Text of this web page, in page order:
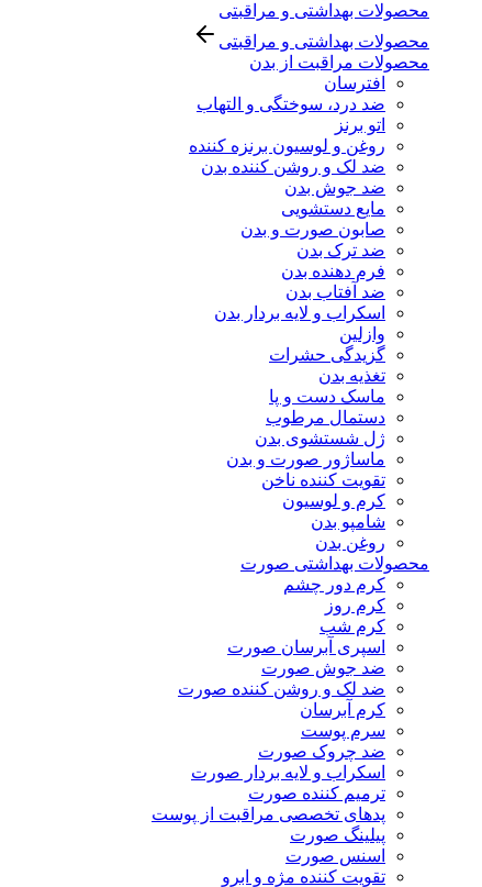
محصولات بهداشتی و مراقبتی
محصولات بهداشتی و مراقبتی
محصولات مراقبت از بدن
افترسان
ضد درد، سوختگی و التهاب
اتو برنز
روغن و لوسیون برنزه کننده
ضد لک و روشن کننده بدن
ضد جوش بدن
مایع دستشویی
صابون صورت و بدن
ضد ترک بدن
فرم دهنده بدن
ضد آفتاب بدن
اسکراب و لایه بردار بدن
وازلین
گزیدگی حشرات
تغذیه بدن
ماسک دست و پا
دستمال مرطوب
ژل شستشوی بدن
ماساژور صورت و بدن
تقویت کننده ناخن
کرم و لوسیون
شامپو بدن
روغن بدن
محصولات بهداشتی صورت
کرم دور چشم
کرم روز
کرم شب
اسپری آبرسان صورت
ضد جوش صورت
ضد لک و روشن کننده صورت
کرم آبرسان
سرم پوست
ضد چروک صورت
اسکراب و لایه بردار صورت
ترمیم کننده صورت
پدهای تخصصی مراقبت از پوست
پیلینگ صورت
اسنس صورت
تقویت کننده مژه و ابرو